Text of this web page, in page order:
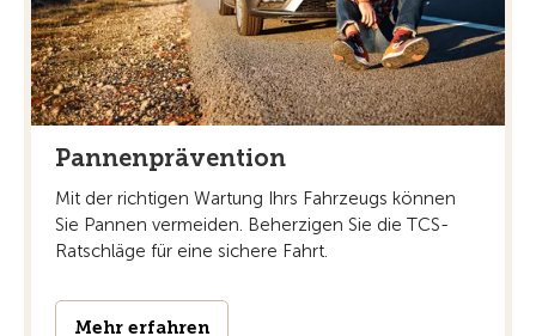
Pannenprävention
Mit der richtigen Wartung Ihrs Fahrzeugs können
Sie Pannen vermeiden. Beherzigen Sie die TCS-
Ratschläge für eine sichere Fahrt.
Mehr erfahren